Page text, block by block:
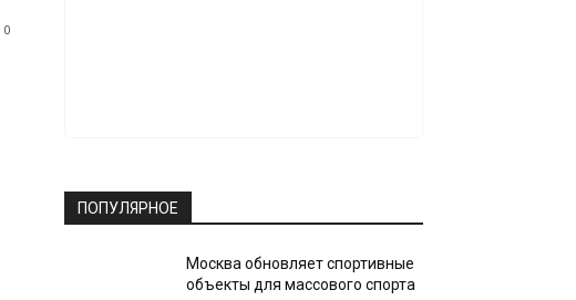
0
ПОПУЛЯРНОЕ
Москва обновляет спортивные
объекты для массового спорта